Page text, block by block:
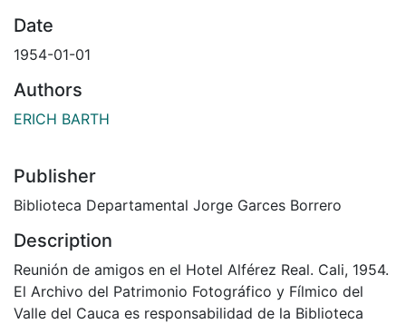
Date
1954-01-01
Authors
ERICH BARTH
Publisher
Biblioteca Departamental Jorge Garces Borrero
Description
Reunión de amigos en el Hotel Alférez Real. Cali, 1954.
El Archivo del Patrimonio Fotográfico y Fílmico del
Valle del Cauca es responsabilidad de la Biblioteca